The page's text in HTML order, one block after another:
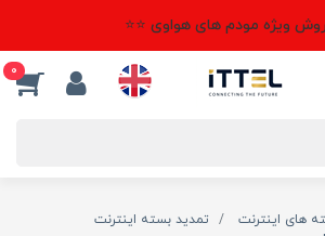
ویژه مودم های هواوی ⭐⭐
0
های اینترنت
تمدید بسته اینترنت